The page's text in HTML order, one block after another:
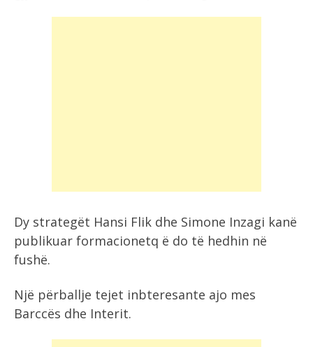
Dy strategët Hansi Flik dhe Simone Inzagi kanë
publikuar formacionetq ë do të hedhin në
fushë.
Një përballje tejet inbteresante ajo mes
Barccës dhe Interit.